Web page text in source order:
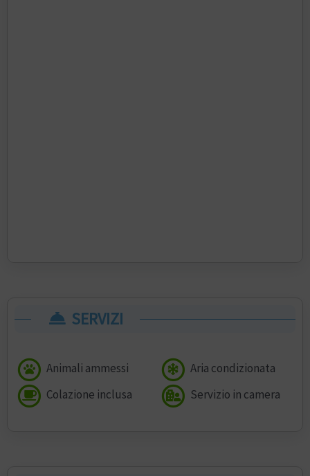
SERVIZI
Animali ammessi
Aria condizionata
Colazione inclusa
Servizio in camera